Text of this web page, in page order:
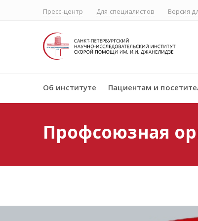
Пресс-центр Для специалистов Версия
Об институте Пациентам и
Профсоюзная